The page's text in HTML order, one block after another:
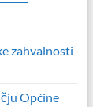
zahvalnosti
Općine